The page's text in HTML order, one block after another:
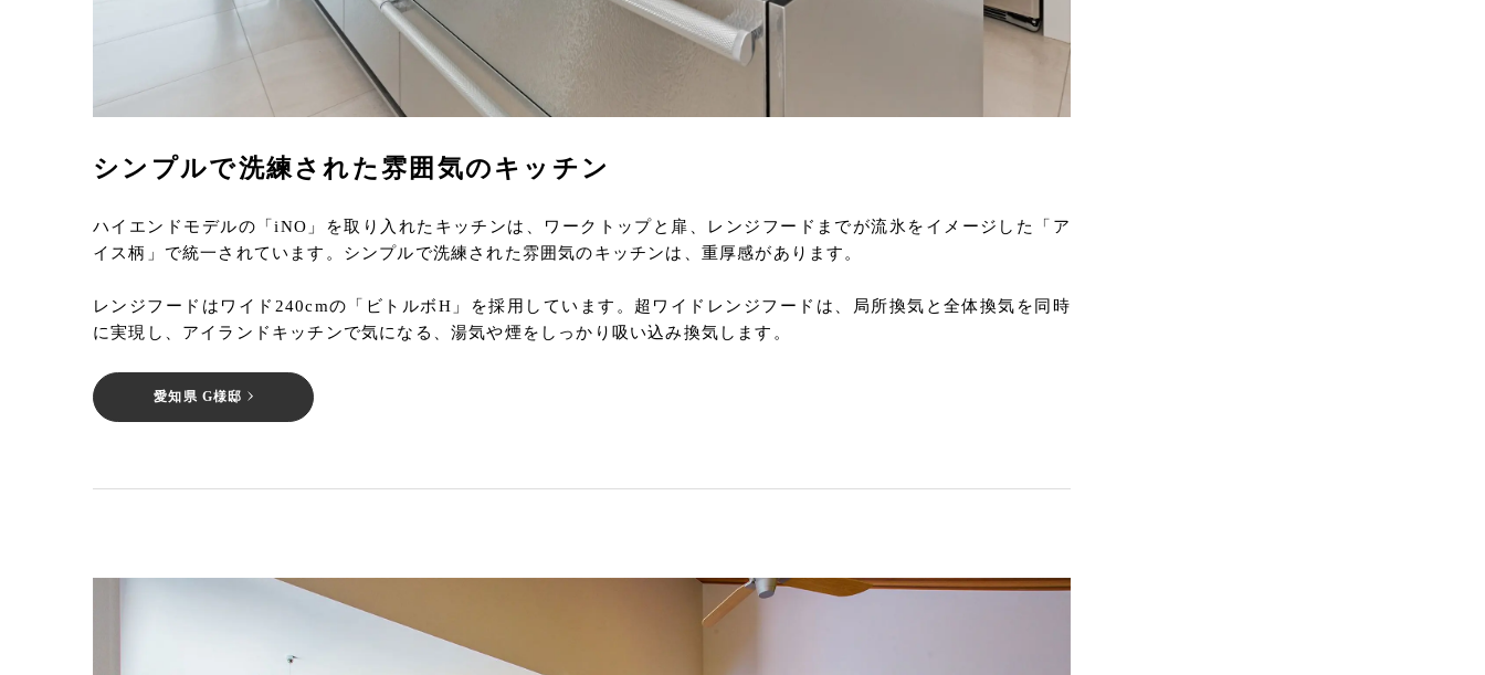
シンプルで洗練された雰囲気のキッチン
ハイエンドモデルの「iNO」を取り入れたキッチンは、ワークトップと扉、レンジフードまでが流氷をイメージした「ア
イス柄」で統一されています。シンプルで洗練された雰囲気のキッチンは、重厚感があります。
レンジフードはワイド240cmの「ビトルボH」を採用しています。超ワイドレンジフードは、局所換気と全体換気を同時
に実現し、アイランドキッチンで気になる、湯気や煙をしっかり吸い込み換気します。
愛知県 G様邸